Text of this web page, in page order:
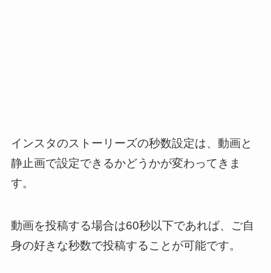
インスタのストーリーズの秒数設定は、動画と
静止画で設定できるかどうかが変わってきま
す。
動画を投稿する場合は60秒以下であれば、ご自
身の好きな秒数で投稿することが可能です。